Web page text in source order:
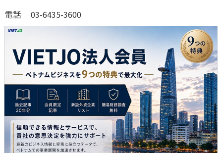
電話 03-6435-3600